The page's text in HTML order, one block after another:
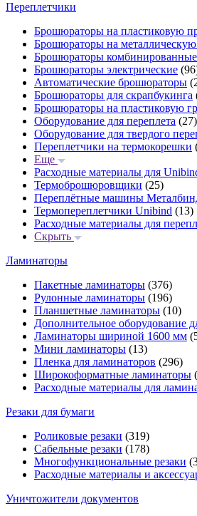
Переплетчики
Брошюраторы на пластиковую
Брошюраторы на
Брошюраторы комбинированные
Брошюраторы электрические
Автоматические брошюраторы
Брошюраторы для скрапбукинга
Брошюраторы на пластиковую
Оборудование для переплета (27)
Оборудование для твердого
Переплетчики на термокорешки
Еще
Расходные материалы для
Термоброшюровщики (25)
Переплётные машины
Термопереплетчики Unibind (13)
Расходные материалы для
Скрыть
Ламинаторы
Пакетные ламинаторы (376)
Рулонные ламинаторы (196)
Планшетные ламинаторы (10)
Дополнительное оборудование
Ламинаторы шириной 1600 мм
Мини ламинаторы (13)
Пленка для ламинаторов (296)
Широкоформатные ламинаторы
Расходные материалы для
Резаки для бумаги
Роликовые резаки (319)
Сабельные резаки (178)
Многофункциональные резаки
Расходные материалы и
Уничтожители документов